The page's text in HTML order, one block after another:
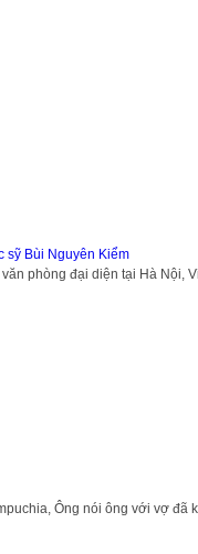
sỹ Bùi Nguyên Kiểm
phòng đại diện tại Hà Nội,
Ông nói ông với vợ